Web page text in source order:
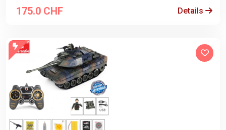
175.0 CHF Details